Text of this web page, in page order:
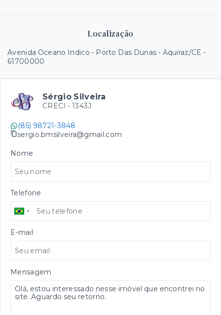
Localização
Avenida Oceano Indico - Porto Das Dunas - Aquiraz/CE -
61700000
Sérgio Silveira
CRECI - 1343J
(85) 98721-3848
sergio.bmsilveira@gmail.com
Nome
Telefone
E-mail
Mensagem